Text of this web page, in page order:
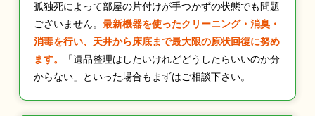
孤独死によって部屋の片付けが手つかずの状態でも問題
ございません。 最新機器を使ったクリーニング・消臭・
消毒を行い、天井から床底まで最大限の原状回復に努め
ます。
「遺品整理はしたいけれどどうしたらいいのか分
からない」といった場合もまずはご相談下さい。